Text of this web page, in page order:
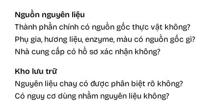
Nguồn nguyên liệu
Thành phần chính có nguồn gốc thực vật không?
Phụ gia, hương liệu, enzyme, màu có nguồn gốc gì?
Nhà cung cấp có hồ sơ xác nhận không?
Kho lưu trữ
Nguyên liệu chay có được phân biệt rõ không?
Có nguy cơ dùng nhầm nguyên liệu không?